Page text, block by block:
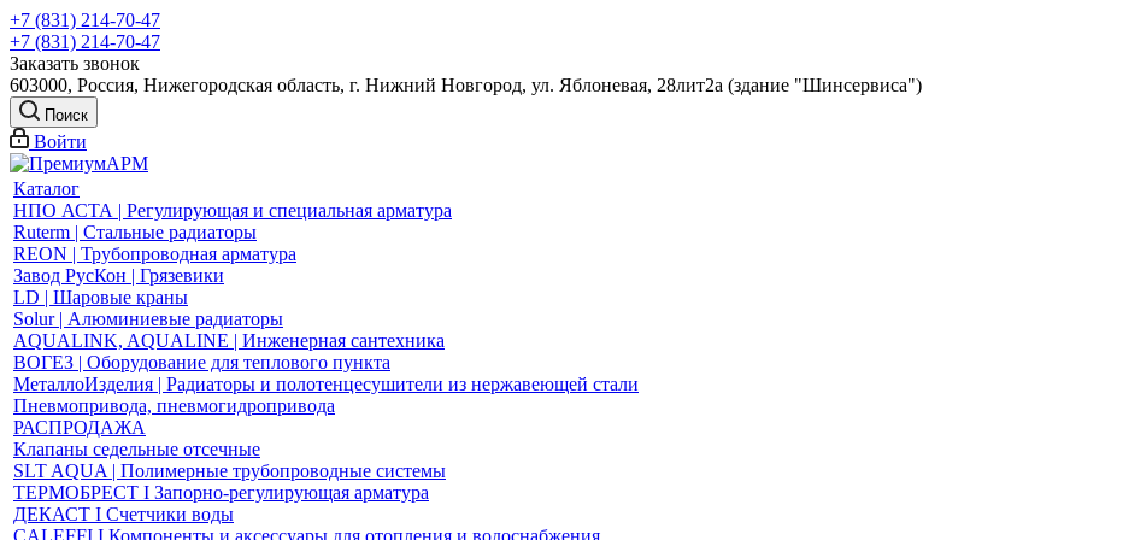
+7 (831) 214-70-47
+7 (831) 214-70-47
Заказать звонок
603000, Россия, Нижегородская область, г. Нижний Новгород, ул. Яблоневая, 28лит2а (здание "Шинсервиса")
Поиск
Войти
Каталог
НПО АСТА | Регулирующая и специальная арматура
Ruterm | Стальные радиаторы
REON | Трубопроводная арматура
Завод РусКон | Грязевики
LD | Шаровые краны
Solur | Алюминиевые радиаторы
AQUALINK, AQUALINE | Инженерная сантехника
ВОГЕЗ | Оборудование для теплового пункта
МеталлоИзделия | Радиаторы и полотенцесушители из нержавеющей стали
Пневмопривода, пневмогидропривода
РАСПРОДАЖА
Клапаны седельные отсечные
SLT AQUA | Полимерные трубопроводные системы
ТЕРМОБРЕСТ І Запорно-регулирующая арматура
ДЕКАСТ І Счетчики воды
CALEFFI І Компоненты и аксессуары для отопления и водоснабжения